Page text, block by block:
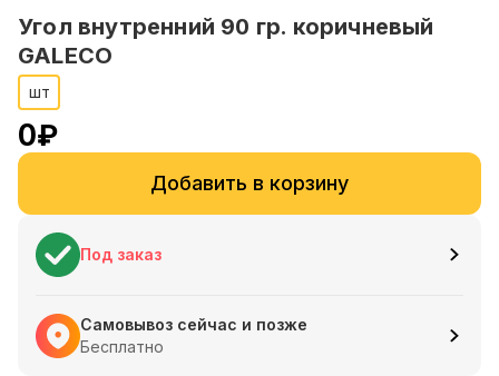
Угол внутренний 90 гр. коричневый
GALECO
шт
0₽
Добавить в корзину
Под заказ
Самовывоз сейчас и позже
Бесплатно